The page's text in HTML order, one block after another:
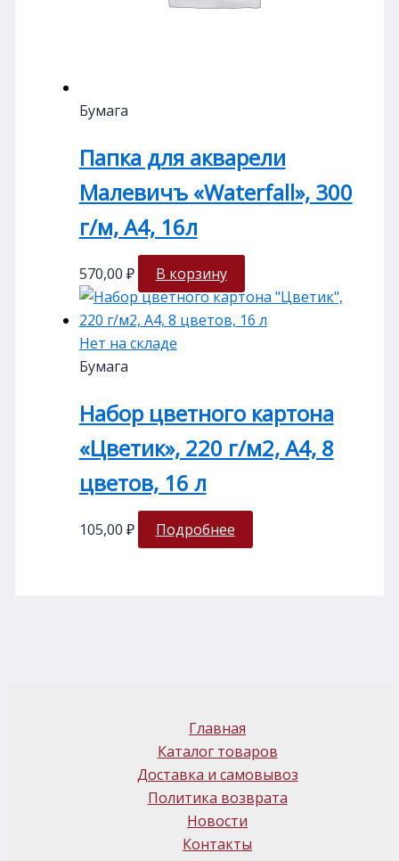
Бумага
Папка для акварели
Малевичъ «Waterfall», 300
г/м, А4, 16л
570,00 ₽ В корзину
Нет на складе
Бумага
Набор цветного картона
«Цветик», 220 г/м2, А4, 8
цветов, 16 л
105,00 ₽ Подробнее
Главная
Каталог товаров
Доставка и самовывоз
Политика возврата
Новости
Контакты